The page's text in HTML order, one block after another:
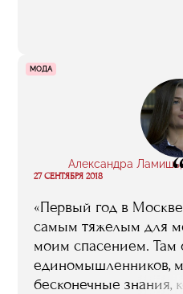
показать перед
работодателями, у
складывается. В
ребят было немало.
Спивак, она сейчас
в „Локомотиве“,
Женя Михутов в ЦСКА
за диджитал-
трудится в
со спонсорами
примеры того, как
МОДА
Александра
27 СЕНТЯБРЯ 2018
«Первый год в
самым тяжелым для
моим спасением. Там
единомышленников,
бесконечные знания,